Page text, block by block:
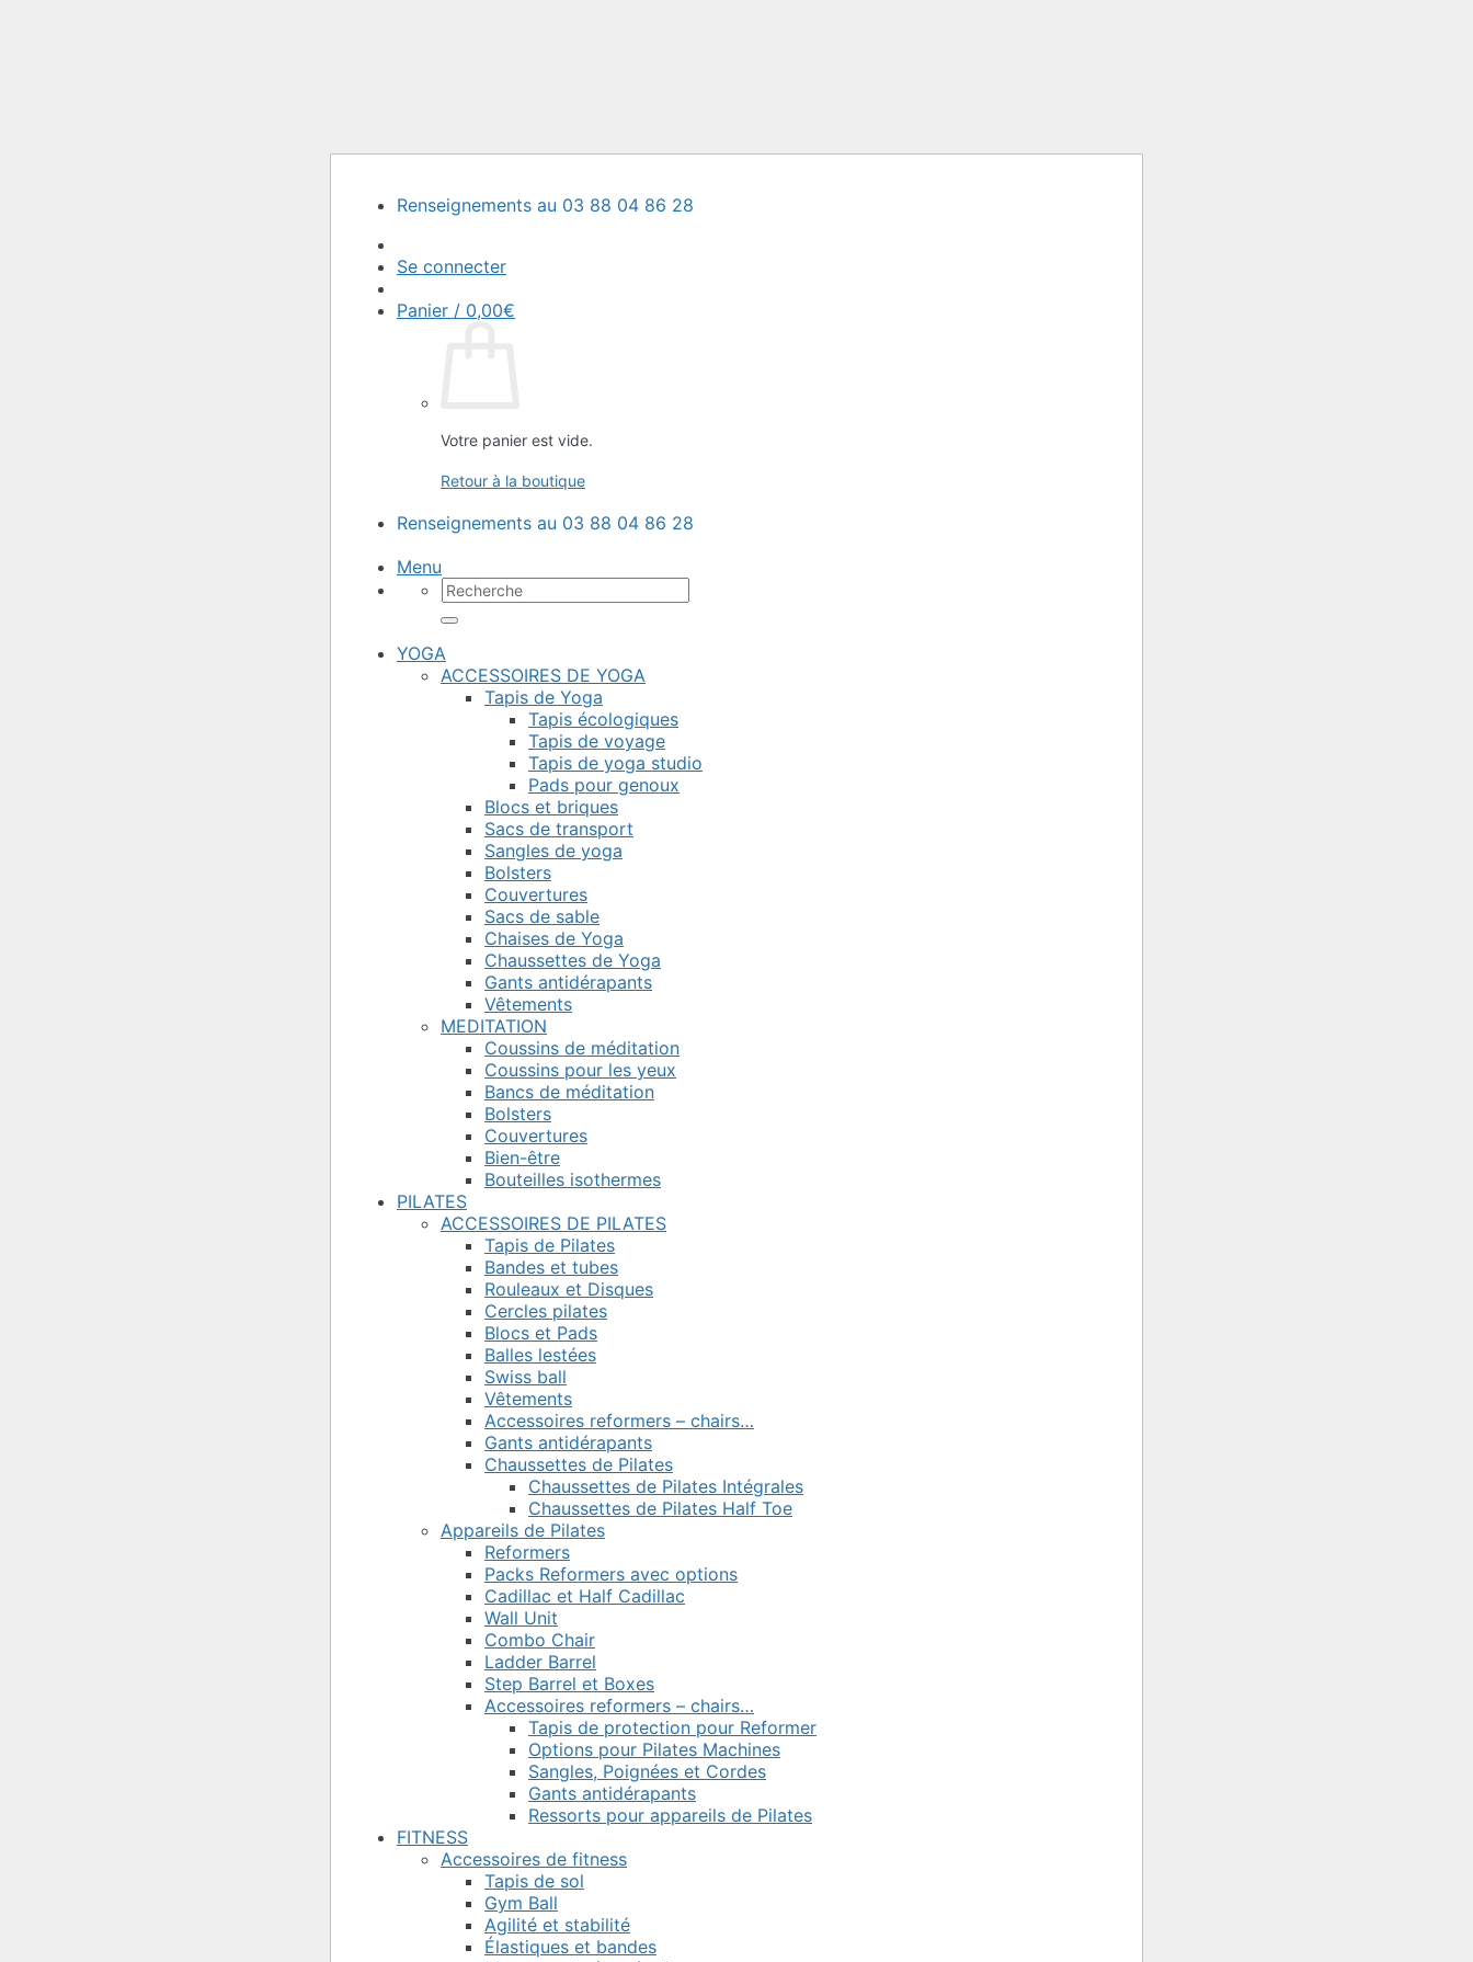
Renseignements au 03 88 04 86 28
Se connecter
Panier / 0,00€
Votre panier est vide.
Retour à la boutique
Renseignements au 03 88 04 86 28
Menu
Recherche
pour :
YOGA
ACCESSOIRES DE YOGA
Tapis de Yoga
Tapis écologiques
Tapis de voyage
Tapis de yoga studio
Pads pour genoux
Blocs et briques
Sacs de transport
Sangles de yoga
Bolsters
Couvertures
Sacs de sable
Chaises de Yoga
Chaussettes de Yoga
Gants antidérapants
Vêtements
MEDITATION
Coussins de méditation
Coussins pour les yeux
Bancs de méditation
Bolsters
Couvertures
Bien-être
Bouteilles isothermes
PILATES
ACCESSOIRES DE PILATES
Tapis de Pilates
Bandes et tubes
Rouleaux et Disques
Cercles pilates
Blocs et Pads
Balles lestées
Swiss ball
Vêtements
Accessoires reformers – chairs…
Gants antidérapants
Chaussettes de Pilates
Chaussettes de Pilates Intégrales
Chaussettes de Pilates Half Toe
Appareils de Pilates
Reformers
Packs Reformers avec options
Cadillac et Half Cadillac
Wall Unit
Combo Chair
Ladder Barrel
Step Barrel et Boxes
Accessoires reformers – chairs…
Tapis de protection pour Reformer
Options pour Pilates Machines
Sangles, Poignées et Cordes
Gants antidérapants
Ressorts pour appareils de Pilates
FITNESS
Accessoires de fitness
Tapis de sol
Gym Ball
Agilité et stabilité
Élastiques et bandes